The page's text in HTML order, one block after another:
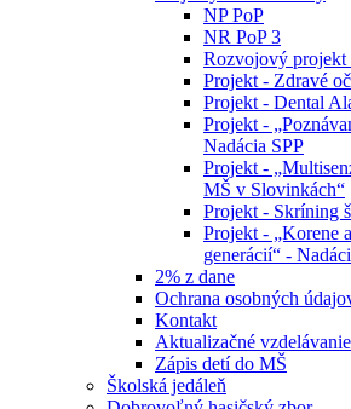
NP PoP
NR PoP 3
Rozvojový projekt
Projekt - Zdravé
Projekt - Dental
Projekt -
Nadácia SPP
Projekt -
MŠ v Slovinkách“
Projekt - Skríning
Projekt - „Korene
generácií“ -
2% z dane
Ochrana osobných
Kontakt
Aktualizačné vzdelávanie
Zápis detí do MŠ
Školská jedáleň